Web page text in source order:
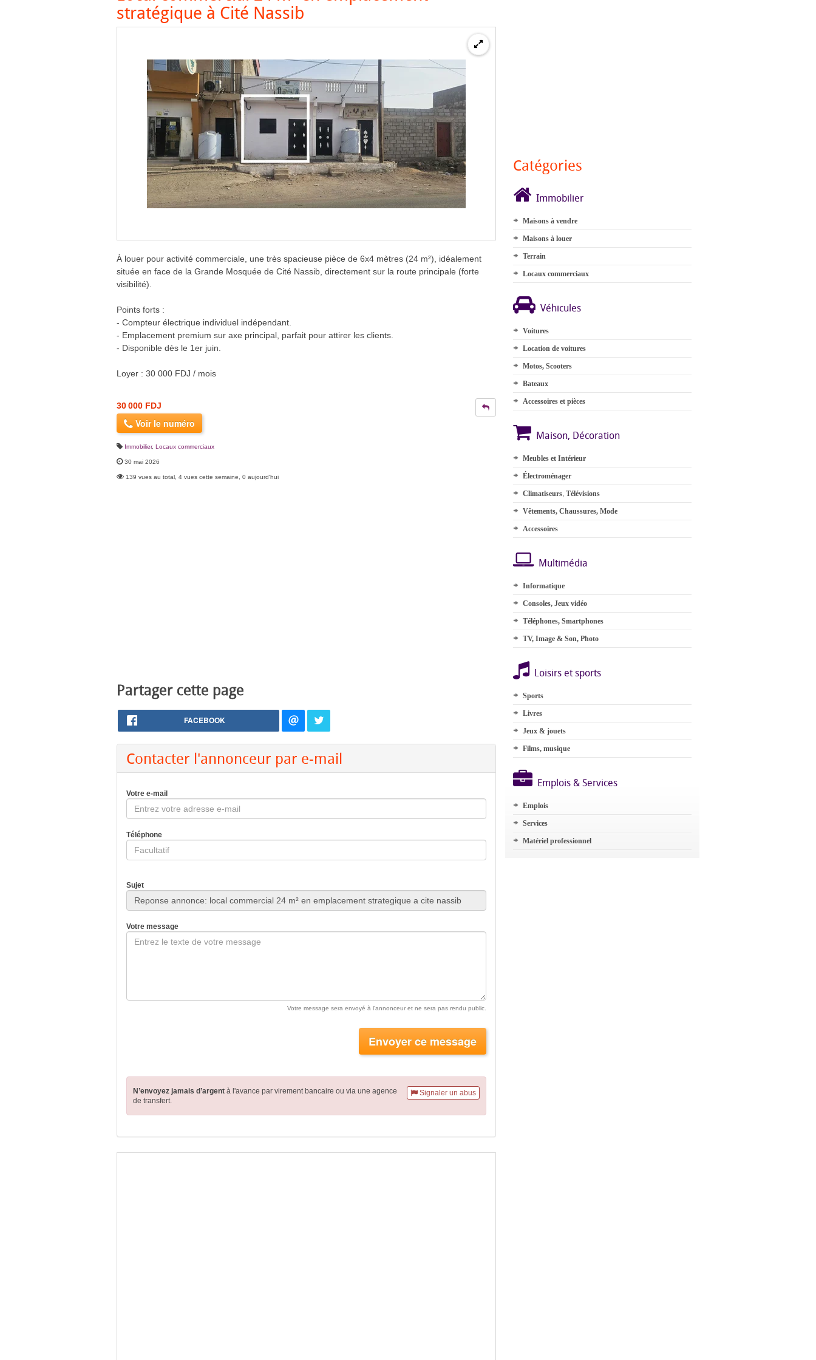
stratégique à Cité Nassib
À louer pour activité commerciale, une très spacieuse pièce de 6x4 mètres (24 m²), idéalement
située en face de la Grande Mosquée de Cité Nassib, directement sur la route principale (forte
visibilité).
Points forts :
- Compteur électrique individuel indépendant.
- Emplacement premium sur axe principal, parfait pour attirer les clients.
- Disponible dès le 1er juin.
Loyer : 30 000 FDJ / mois
30 000 FDJ
Voir le numéro
Immobilier, Locaux commerciaux
30 mai 2026
139 vues au total, 4 vues cette semaine, 0 aujourd'hui
Partager cette page
FACEBOOK
Contacter l'annonceur par e-mail
Votre e-mail
Téléphone
Sujet
Votre message
Votre message sera envoyé à l'annonceur et ne sera pas rendu public.
Envoyer ce message
Signaler un abus
N’envoyez jamais d’argent à l'avance par virement bancaire ou via une agence
de transfert.
Catégories
Immobilier
Maisons à vendre
Maisons à louer
Terrain
Locaux commerciaux
Véhicules
Voitures
Location de voitures
Motos, Scooters
Bateaux
Accessoires et pièces
Maison, Décoration
Meubles et Intérieur
Électroménager
Climatiseurs, Télévisions
Vêtements, Chaussures, Mode
Accessoires
Multimédia
Informatique
Consoles, Jeux vidéo
Téléphones, Smartphones
TV, Image & Son, Photo
Loisirs et sports
Sports
Livres
Jeux & jouets
Films, musique
Emplois & Services
Emplois
Services
Matériel professionnel